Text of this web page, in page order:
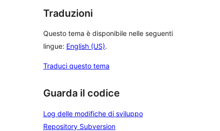
Traduzioni
Questo tema è disponibile nelle seguenti
lingue: English (US).
Traduci questo tema
Guarda il codice
Log delle modifiche di sviluppo
Repository Subversion